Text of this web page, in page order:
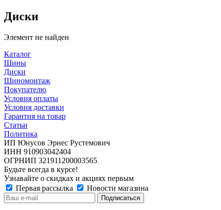
Диски
Элемент не найден
Каталог
Шины
Диски
Шиномонтаж
Покупателю
Условия оплаты
Условия доставки
Гарантия на товар
Статьи
Политика
ИП Юнусов Эрнес Рустемович
ИНН 910903042404
ОГРНИП 321911200003565
Будьте всегда в курсе!
Узнавайте о скидках и акциях первым
Первая рассылка
Новости магазина